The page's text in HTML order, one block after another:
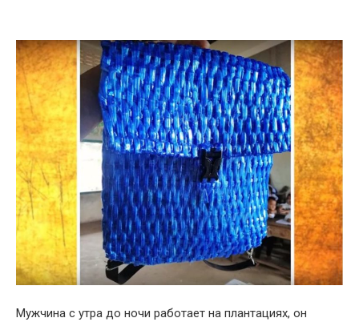
Мужчина с утра до ночи работает на плантациях, он